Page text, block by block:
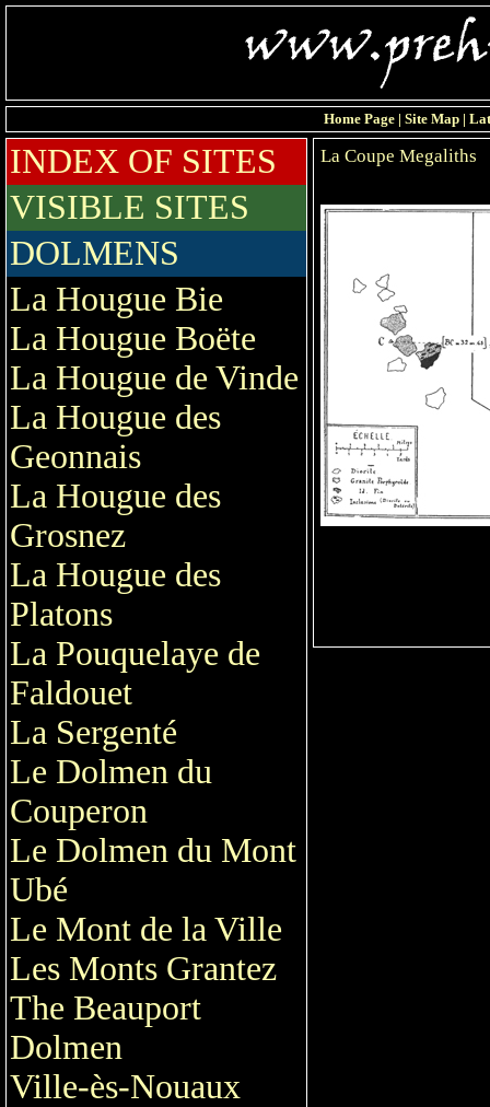
Home Page | Site Map |
INDEX OF SITES
VISIBLE SITES
DOLMENS
La Hougue Bie
La Hougue Boëte
La Hougue de Vinde
La Hougue des
Geonnais
La Hougue des
Grosnez
La Hougue des
Platons
La Pouquelaye de
Faldouet
La Sergenté
Le Dolmen du
Couperon
Le Dolmen du Mont
Ubé
Le Mont de la Ville
Les Monts Grantez
The Beauport
Dolmen
Ville-ès-Nouaux
La Coupe Megaliths